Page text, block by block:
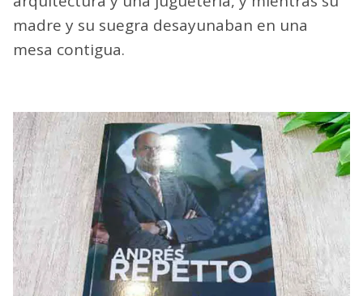
madre y su suegra desayunaban en una
mesa contigua.